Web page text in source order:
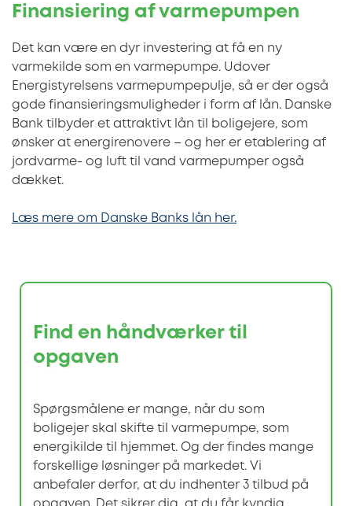
Finansiering af varmepumpen
Det kan være en dyr investering at få en ny
varmekilde som en varmepumpe. Udover
Energistyrelsens varmepumpepulje, så er der også
gode finansieringsmuligheder i form af lån. Danske
Bank tilbyder et attraktivt lån til boligejere, som
ønsker at energirenovere – og her er etablering af
jordvarme- og luft til vand varmepumper også
dækket.
Læs mere om Danske Banks lån her.
Find en håndværker til
opgaven
Spørgsmålene er mange, når du som
boligejer skal skifte til varmepumpe, som
energikilde til hjemmet. Og der findes mange
forskellige løsninger på markedet. Vi
anbefaler derfor, at du indhenter 3 tilbud på